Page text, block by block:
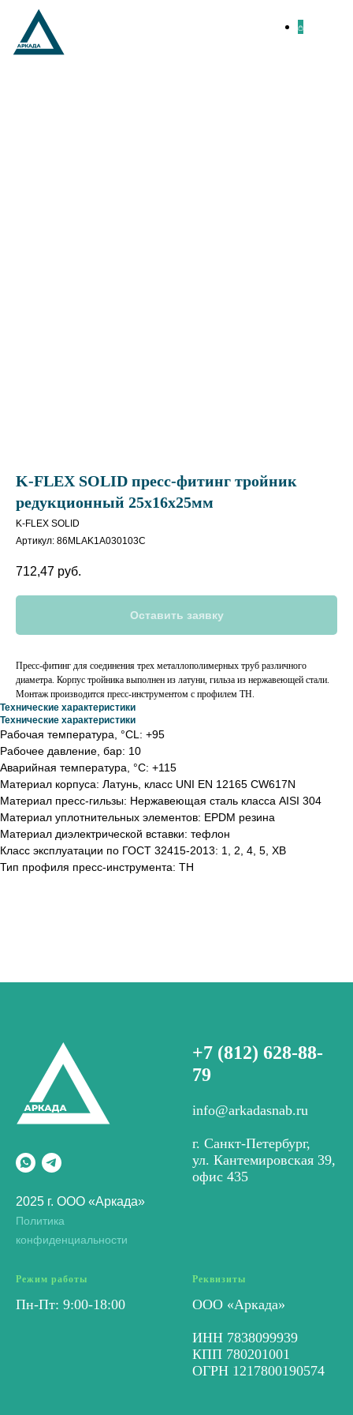
K-FLEX SOLID пресс-фитинг тройник
редукционный 25х16х25мм
K-FLEX SOLID
Артикул: 86MLAK1A030103C
712,47 руб.
Оставить заявку
Пресс-фитинг для соединения трех металлополимерных труб различного
диаметра. Корпус тройника выполнен из латуни, гильза из нержавеющей стали.
Монтаж производится пресс-инструментом с профилем ТН.
Технические характеристики
Технические характеристики
Рабочая температура, °СL: +95
Рабочее давление, бар: 10
Аварийная температура, °С: +115
Материал корпуса: Латунь, класс UNI EN 12165 CW617N
Материал пресс-гильзы: Нержавеющая сталь класса AISI 304
Материал уплотнительных элементов: EPDM резина
Материал диэлектрической вставки: тефлон
Класс эксплуатации по ГОСТ 32415-2013: 1, 2, 4, 5, ХВ
Тип профиля пресс-инструмента: TH
2025 г. ООО «Аркада»
Политика
конфиденциальности
+7 (812) 628-88-
79
info@arkadasnab.ru
г. Санкт-Петербург,
ул. Кантемировская 39,
офис 435
Режим работы
Пн-Пт: 9:00-18:00
Реквизиты
ООО «Аркада»
ИНН 7838099939
КПП 780201001
ОГРН 1217800190574